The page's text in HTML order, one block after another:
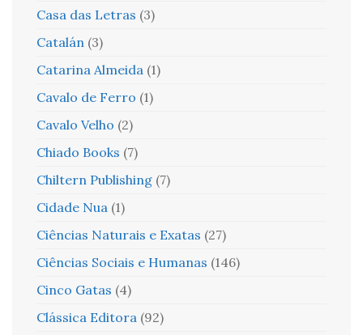
Casa das Letras (3)
Catalán (3)
Catarina Almeida (1)
Cavalo de Ferro (1)
Cavalo Velho (2)
Chiado Books (7)
Chiltern Publishing (7)
Cidade Nua (1)
Ciências Naturais e Exatas (27)
Ciências Sociais e Humanas (146)
Cinco Gatas (4)
Clássica Editora (92)